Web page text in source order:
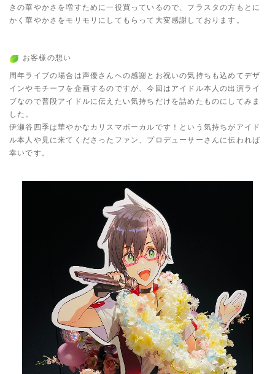
きの華やかさを増すために一役買っているので、フラスタの方もとに
かく華やかさをモリモリにしてもらって大変感謝しております。
お客様の想い
周年ライブの場合は声優さんへの感謝とお祝いの気持ちも込めてデザ
インやモチーフを企画するのですが、今回はアイドル本人の出演ライ
ブなので普段アイドルに伝えたい気持ちだけを詰めたものにしてみま
した。
伊瀬谷四季は華やかなカリスマボーカルです！という気持ちがアイド
ル本人や見に来てくださったファン、プロデューサーさんに伝われば
幸いです。